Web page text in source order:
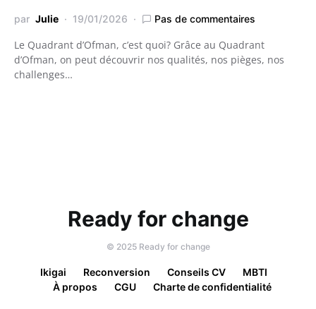
par Julie 19/01/2026 Pas de commentaires
Le Quadrant d’Ofman, c’est quoi? Grâce au Quadrant
d’Ofman, on peut découvrir nos qualités, nos pièges, nos
challenges…
Ready for change
©️ 2025 Ready for change
Ikigai Reconversion Conseils CV
MBTI
À propos
CGU Charte de confidentialité